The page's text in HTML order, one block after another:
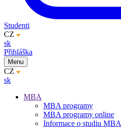
Studenti
CZ
sk
Přihláška
Menu
CZ
sk
MBA
MBA programy
MBA programy online
Informace o studiu MBA